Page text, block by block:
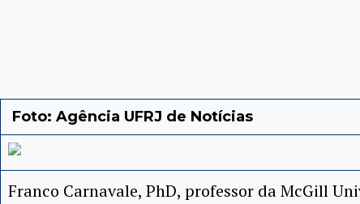
Foto: Agência UFRJ de Notícias
Franco Carnavale, PhD, professor da McGill